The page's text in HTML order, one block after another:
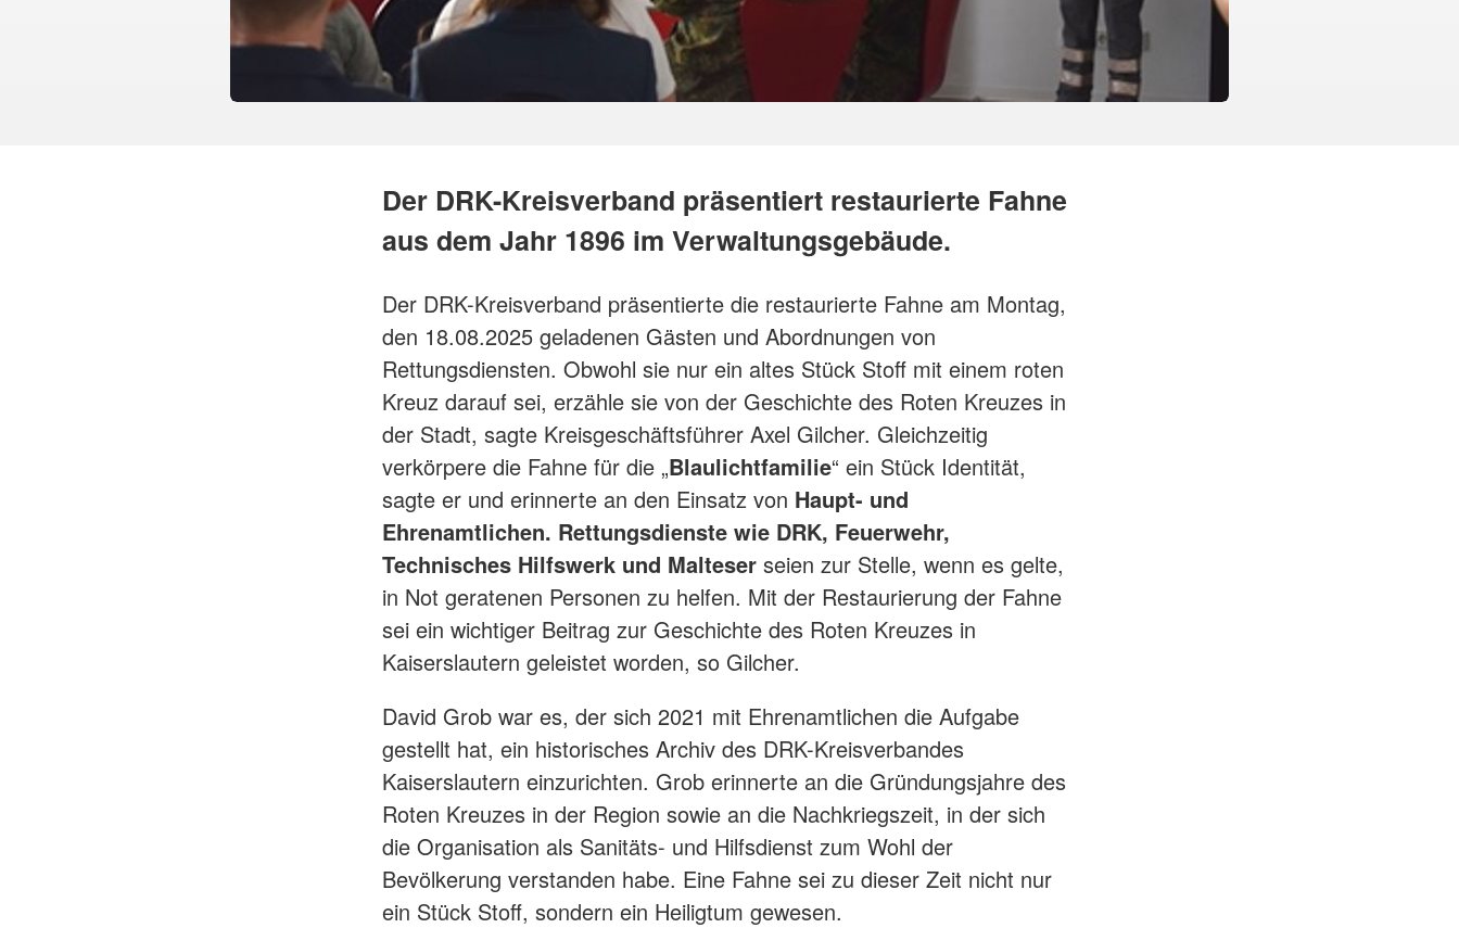
Der DRK-Kreisverband präsentiert restaurierte Fahne
aus dem Jahr 1896 im Verwaltungsgebäude.
Der DRK-Kreisverband präsentierte die restaurierte Fahne am Montag,
den 18.08.2025 geladenen Gästen und Abordnungen von
Rettungsdiensten. Obwohl sie nur ein altes Stück Stoff mit einem roten
Kreuz darauf sei, erzähle sie von der Geschichte des Roten Kreuzes in
der Stadt, sagte Kreisgeschäftsführer Axel Gilcher. Gleichzeitig
verkörpere die Fahne für die „Blaulichtfamilie“ ein Stück Identität,
sagte er und erinnerte an den Einsatz von Haupt- und
Ehrenamtlichen. Rettungsdienste wie DRK, Feuerwehr,
Technisches Hilfswerk und Malteser seien zur Stelle, wenn es gelte,
in Not geratenen Personen zu helfen. Mit der Restaurierung der Fahne
sei ein wichtiger Beitrag zur Geschichte des Roten Kreuzes in
Kaiserslautern geleistet worden, so Gilcher.
David Grob war es, der sich 2021 mit Ehrenamtlichen die Aufgabe
gestellt hat, ein historisches Archiv des DRK-Kreisverbandes
Kaiserslautern einzurichten. Grob erinnerte an die Gründungsjahre des
Roten Kreuzes in der Region sowie an die Nachkriegszeit, in der sich
die Organisation als Sanitäts- und Hilfsdienst zum Wohl der
Bevölkerung verstanden habe. Eine Fahne sei zu dieser Zeit nicht nur
ein Stück Stoff, sondern ein Heiligtum gewesen.